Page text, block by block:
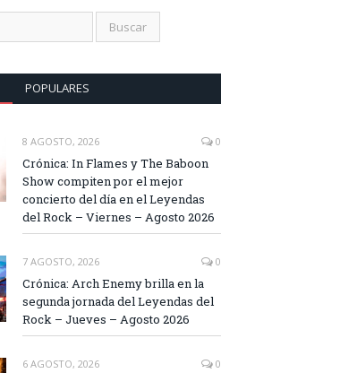
POPULARES
8 AGOSTO, 2026 0
Crónica: In Flames y The Baboon
Show compiten por el mejor
concierto del día en el Leyendas
del Rock – Viernes – Agosto 2026
7 AGOSTO, 2026 0
Crónica: Arch Enemy brilla en la
segunda jornada del Leyendas del
Rock – Jueves – Agosto 2026
6 AGOSTO, 2026 0